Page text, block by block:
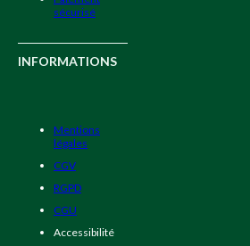
sécurisé
INFORMATIONS
Mentions
légales
CGV
RGPD
CGU
Accessibilité